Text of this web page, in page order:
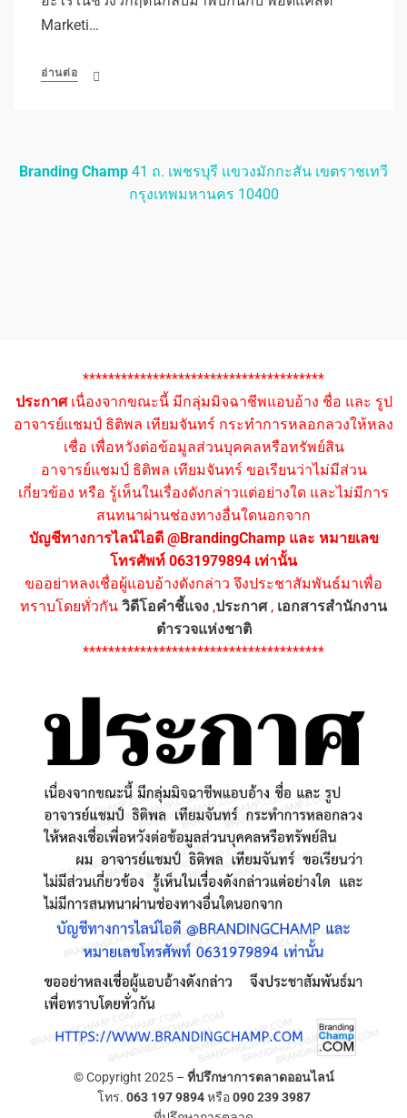
Marketi…
อ่านต่อ
Branding Champ 41 ถ. เพชรบุรี แขวงมักกะสัน เขตราชเทวี
กรุงเทพมหานคร 10400
**************************************
ประกาศเนื่องจากขณะนี้ มีกลุ่มมิจฉาชีพแอบอ้าง ชื่อ และ รูป
อาจารย์แชมป์ ธิติพล เทียมจันทร์ กระทำการหลอกลวงให้หลง
เชื่อ เพื่อหวังต่อข้อมูลส่วนบุคคลหรือทรัพย์สิน
อาจารย์แชมป์ ธิติพล เทียมจันทร์ ขอเรียนว่าไม่มีส่วน
เกี่ยวข้อง หรือ รู้เห็นในเรื่องดังกล่าวแต่อย่างใด และไม่มีการ
สนทนาผ่านช่องทางอื่นใดนอกจาก
บัญชีทางการไลน์ไอดี @BrandingChamp และ หมายเลข
โทรศัพท์ 0631979894 เท่านั้น
ขออย่าหลงเชื่อผู้แอบอ้างดังกล่าว จึงประชาสัมพันธ์มาเพื่อ
ทราบโดยทั่วกัน วิดีโอคำชี้แจง ,ประกาศ, เอกสารสำนักงาน
ตำรวจแห่งชาติ
**************************************
© Copyright 2025 – ที่ปรึกษาการตลาดออนไลน์
โทร. 063 197 9894หรือ090 239 3987